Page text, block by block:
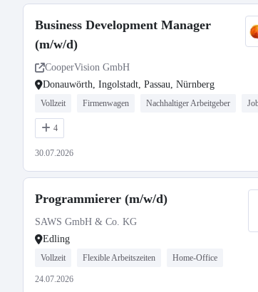
Business Development Manager
(m/w/d)
CooperVision GmbH
Donauwörth, Ingolstadt, Passau, Nürnberg
Vollzeit Firmenwagen Nachhaltiger Arbeitgeber
4
30.07.2026
Programmierer (m/w/d)
SAWS GmbH & Co. KG
Edling
Vollzeit Flexible Arbeitszeiten Home-Office
24.07.2026